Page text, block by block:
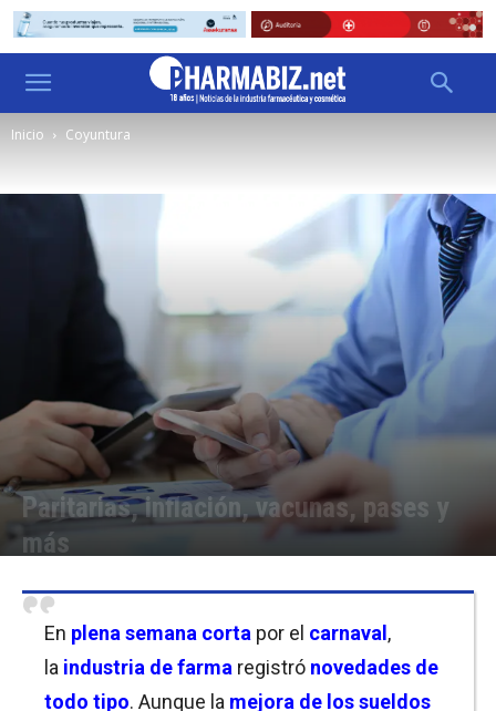
Inicio Coyuntura
Paritarias, inflación, vacunas, pases y
más
En plena semana corta por el carnaval ,
la industria de farma registró novedades de
todo tipo. Aunque la mejora de los sueldos